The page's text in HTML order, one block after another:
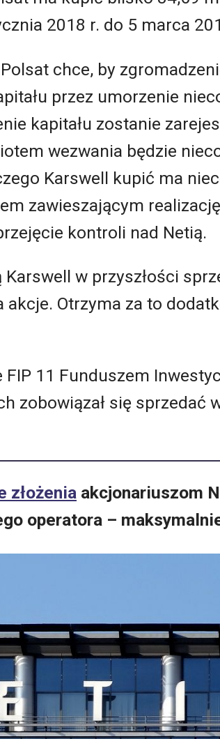
2018 r. do 5 marca
chce, by
przez umorzenie
kapitału zostanie
wezwania będzie
Karswell kupić ma
zawieszającym
kontroli nad Netią.
w przyszłości
Otrzyma za to
11 Funduszem
zobowiązał się sprzedać
złożenia akcjonariuszom
operatora –